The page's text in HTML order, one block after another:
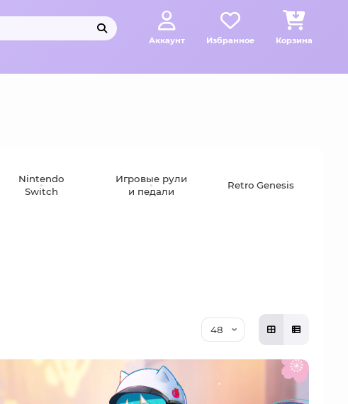
Аккаунт Избранное Корзина
Nintendo
Switch
Игровые рули
и педали
Retro Genesis